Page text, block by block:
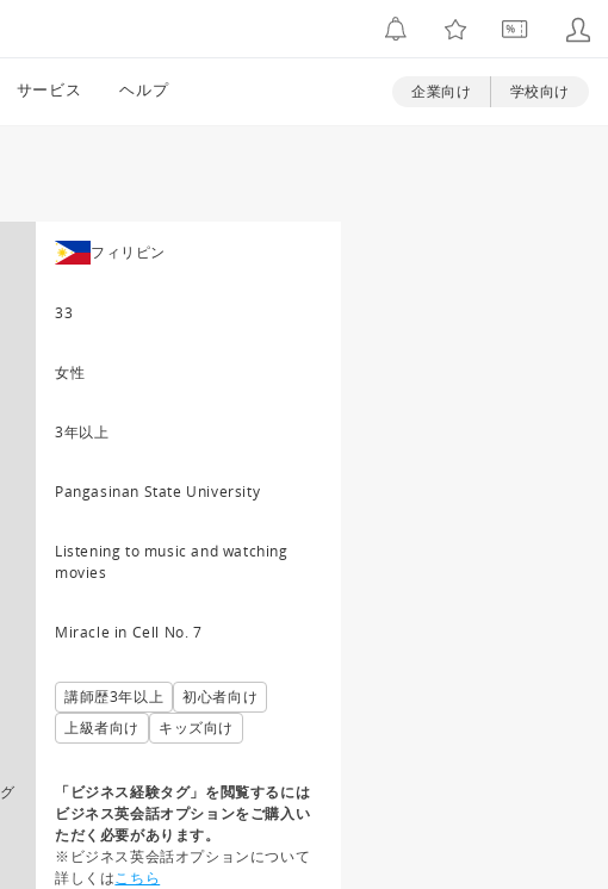
サービス ヘルプ 企業向け 学校向け
フィリピン
33
女性
3年以上
Pangasinan State University
Listening to music and watching
movies
Miracle in Cell No. 7
講師歴3年以上
初心者向け
上級者向け
キッズ向け
「ビジネス経験タグ」を閲覧するには
ビジネス英会話オプションをご購入い
ただく必要があります。
※ビジネス英会話オプションについて
詳しくはこちら